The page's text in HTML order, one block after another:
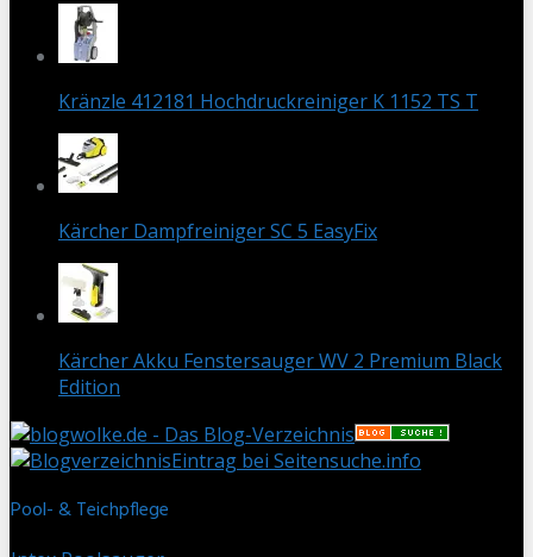
Kränzle 412181 Hochdruckreiniger K 1152 TS T
Kärcher Dampfreiniger SC 5 EasyFix
Kärcher Akku Fenstersauger WV 2 Premium Black
Edition
Eintrag bei Seitensuche.info
Pool- & Teichpflege